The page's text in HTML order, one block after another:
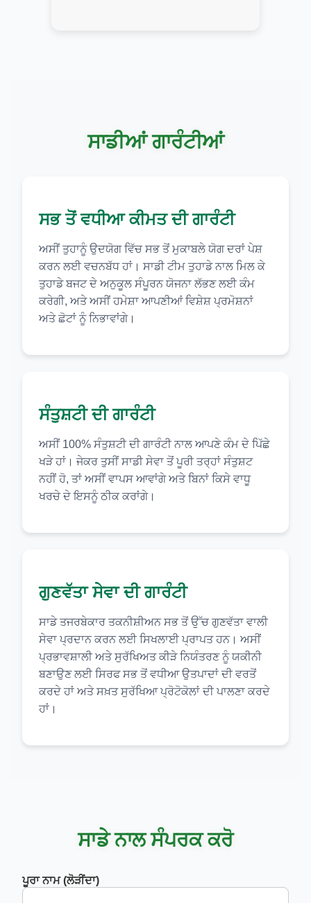
ਸਾਡੀਆਂ ਗਾਰੰਟੀਆਂ
ਸਭ ਤੋਂ ਵਧੀਆ ਕੀਮਤ ਦੀ ਗਾਰੰਟੀ
ਅਸੀਂ ਤੁਹਾਨੂੰ ਉਦਯੋਗ ਵਿੱਚ ਸਭ ਤੋਂ ਮੁਕਾਬਲੇ ਯੋਗ ਦਰਾਂ ਪੇਸ਼
ਕਰਨ ਲਈ ਵਚਨਬੱਧ ਹਾਂ। ਸਾਡੀ ਟੀਮ ਤੁਹਾਡੇ ਨਾਲ ਮਿਲ ਕੇ
ਤੁਹਾਡੇ ਬਜਟ ਦੇ ਅਨੁਕੂਲ ਸੰਪੂਰਨ ਯੋਜਨਾ ਲੱਭਣ ਲਈ ਕੰਮ
ਕਰੇਗੀ, ਅਤੇ ਅਸੀਂ ਹਮੇਸ਼ਾ ਆਪਣੀਆਂ ਵਿਸ਼ੇਸ਼ ਪ੍ਰਮੋਸ਼ਨਾਂ
ਅਤੇ ਛੋਟਾਂ ਨੂੰ ਨਿਭਾਵਾਂਗੇ।
ਸੰਤੁਸ਼ਟੀ ਦੀ ਗਾਰੰਟੀ
ਅਸੀਂ 100% ਸੰਤੁਸ਼ਟੀ ਦੀ ਗਾਰੰਟੀ ਨਾਲ ਆਪਣੇ ਕੰਮ ਦੇ ਪਿੱਛੇ
ਖੜੇ ਹਾਂ। ਜੇਕਰ ਤੁਸੀਂ ਸਾਡੀ ਸੇਵਾ ਤੋਂ ਪੂਰੀ ਤਰ੍ਹਾਂ ਸੰਤੁਸ਼ਟ
ਨਹੀਂ ਹੋ, ਤਾਂ ਅਸੀਂ ਵਾਪਸ ਆਵਾਂਗੇ ਅਤੇ ਬਿਨਾਂ ਕਿਸੇ ਵਾਧੂ
ਖਰਚੇ ਦੇ ਇਸਨੂੰ ਠੀਕ ਕਰਾਂਗੇ।
ਗੁਣਵੱਤਾ ਸੇਵਾ ਦੀ ਗਾਰੰਟੀ
ਸਾਡੇ ਤਜਰਬੇਕਾਰ ਤਕਨੀਸ਼ੀਅਨ ਸਭ ਤੋਂ ਉੱਚ ਗੁਣਵੱਤਾ ਵਾਲੀ
ਸੇਵਾ ਪ੍ਰਦਾਨ ਕਰਨ ਲਈ ਸਿਖਲਾਈ ਪ੍ਰਾਪਤ ਹਨ। ਅਸੀਂ
ਪ੍ਰਭਾਵਸ਼ਾਲੀ ਅਤੇ ਸੁਰੱਖਿਅਤ ਕੀੜੇ ਨਿਯੰਤਰਣ ਨੂੰ ਯਕੀਨੀ
ਬਣਾਉਣ ਲਈ ਸਿਰਫ ਸਭ ਤੋਂ ਵਧੀਆ ਉਤਪਾਦਾਂ ਦੀ ਵਰਤੋਂ
ਕਰਦੇ ਹਾਂ ਅਤੇ ਸਖ਼ਤ ਸੁਰੱਖਿਆ ਪ੍ਰੋਟੋਕੋਲਾਂ ਦੀ ਪਾਲਣਾ ਕਰਦੇ
ਹਾਂ।
ਸਾਡੇ ਨਾਲ ਸੰਪਰਕ ਕਰੋ
ਪੂਰਾ ਨਾਮ (ਲੋੜੀਂਦਾ)